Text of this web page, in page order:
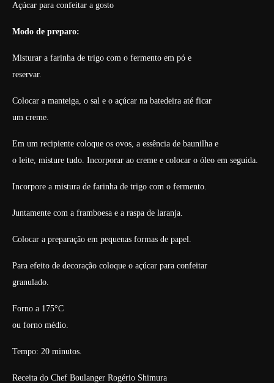
Açúcar para confeitar a gosto
Modo de preparo:
Misturar a farinha de trigo com o fermento em pó e
reservar.
Colocar a manteiga, o sal e o açúcar na batedeira até ficar
um creme.
Em um recipiente coloque os ovos, a essência de baunilha e
o leite, misture tudo. Incorporar ao creme e colocar o óleo em seguida.
Incorpore a mistura de farinha de trigo com o fermento.
Juntamente com a framboesa e a raspa de laranja.
Colocar a preparação em pequenas formas de papel.
Para efeito de decoração coloque o açúcar para confeitar
granulado.
Forno a 175°C
ou forno médio.
Tempo: 20 minutos.
Receita do Chef Boulanger Rogério Shimura